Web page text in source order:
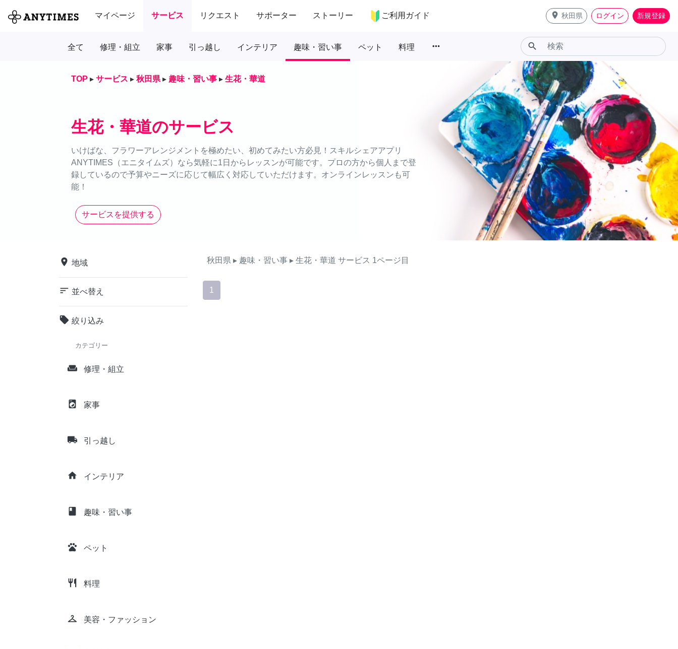
マイページ サービス リクエスト サポーター ストーリー ご利用ガイド place 秋田県 ログイン 新規登録
全て 修理・組立 家事 引っ越し インテリア 趣味・習い事 ペット 料理 more_horiz search
TOP ▸ サービス ▸ 秋田県 ▸ 趣味・習い事 ▸ 生花・華道
生花・華道のサービス
いけばな、フラワーアレンジメントを極めたい、初めてみたい方必見！スキルシェアアプリ
ANYTIMES（エニタイムズ）なら気軽に1日からレッスンが可能です。プロの方から個人まで登
録しているので予算やニーズに応じて幅広く対応していただけます。オンラインレッスンも可
能！
サービスを提供する
place 地域
sort 並べ替え
local_offer 絞り込み
カテゴリー
weekend 修理・組立
local_laundry_service 家事
local_shipping 引っ越し
home インテリア
class 趣味・習い事
pets ペット
restaurant 料理
checkroom 美容・ファッション
秋田県 ▸ 趣味・習い事 ▸ 生花・華道 サービス 1ページ目
1